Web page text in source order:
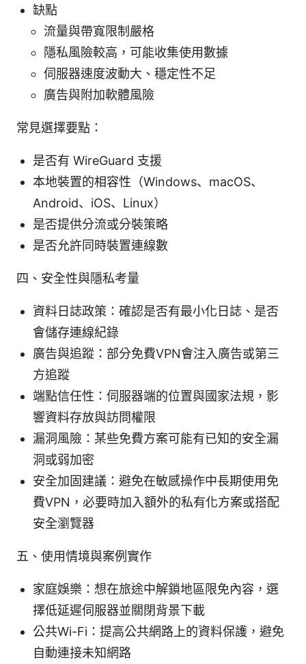
缺點
流量與帶寬限制嚴格
隱私風險較高，可能收集使用數據
伺服器速度波動大、穩定性不足
廣告與附加軟體風險
常見選擇要點：
是否有 WireGuard 支援
本地裝置的相容性（Windows、macOS、
Android、iOS、Linux）
是否提供分流或分裝策略
是否允許同時裝置連線數
四、安全性與隱私考量
資料日誌政策：確認是否有最小化日誌、是否
會儲存連線紀錄
廣告與追蹤：部分免費VPN會注入廣告或第三
方追蹤
端點信任性：伺服器端的位置與國家法規，影
響資料存放與訪問權限
漏洞風險：某些免費方案可能有已知的安全漏
洞或弱加密
安全加固建議：避免在敏感操作中長期使用免
費VPN，必要時加入額外的私有化方案或搭配
安全瀏覽器
五、使用情境與案例實作
家庭娛樂：想在旅途中解鎖地區限免內容，選
擇低延遲伺服器並關閉背景下載
公共Wi-Fi：提高公共網路上的資料保護，避免
自動連接未知網路